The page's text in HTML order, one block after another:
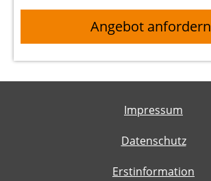
Angebot anfordern
Impressum
Datenschutz
Erstinformation